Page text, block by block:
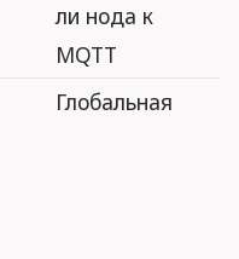
ли нода к
MQTT
Глобальная